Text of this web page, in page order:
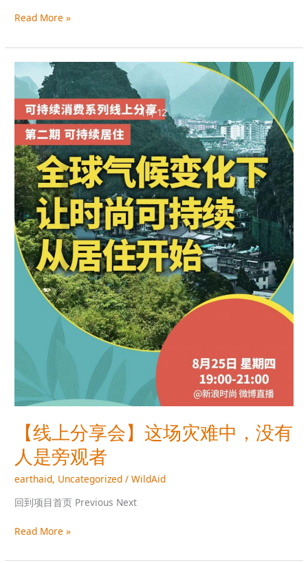
甲
《寻
护
者》
Read More »
【线上分享会】这场灾难中，没有
人是旁观者
earthaid, Uncategorized /WildAid
回到项目首页 Previous Next
上
分
会】
这
场
灾
难
中，
没
有
人
是
Read More »